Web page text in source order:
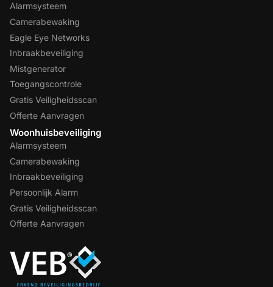
Alarmsysteem
Camerabewaking
Eagle Eye Networks
Inbraakbeveiliging
Mistgenerator
Toegangscontrole
Gratis Veiligheidsscan
Offerte Aanvragen
Woonhuisbeveiliging
Alarmsysteem
Camerabewaking
Inbraakbeveiliging
Persoonlijk Alarm
Gratis Veiligheidsscan
Offerte Aanvragen